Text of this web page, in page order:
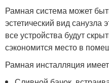
Рамная система может
эстетический вид санузла
все устройства будут
сэкономится место в
Рамная инсталляция